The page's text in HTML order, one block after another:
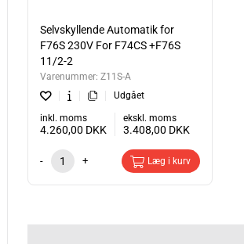
Selvskyllende Automatik for
F76S 230V For F74CS +F76S
11/2-2
Varenummer: Z11S-A
Udgået
inkl. moms
4.260,00 DKK
ekskl. moms
3.408,00 DKK
- + Læg i kurv